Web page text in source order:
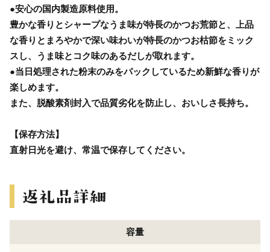
●安心の国内製造原料使用。
豊かな香りとシャープなうま味が特長のかつお荒節と、上品
な香りとまろやかで深い味わいが特長のかつお枯節をミック
スし、うま味とコク味のあるだしが取れます。
●当日処理された粉末のみをパックしているため新鮮な香りが
楽しめます。
また、脱酸素剤封入で品質劣化を防止し、おいしさ長持ち。
【保存方法】
直射日光を避け、常温で保存してください。
容量